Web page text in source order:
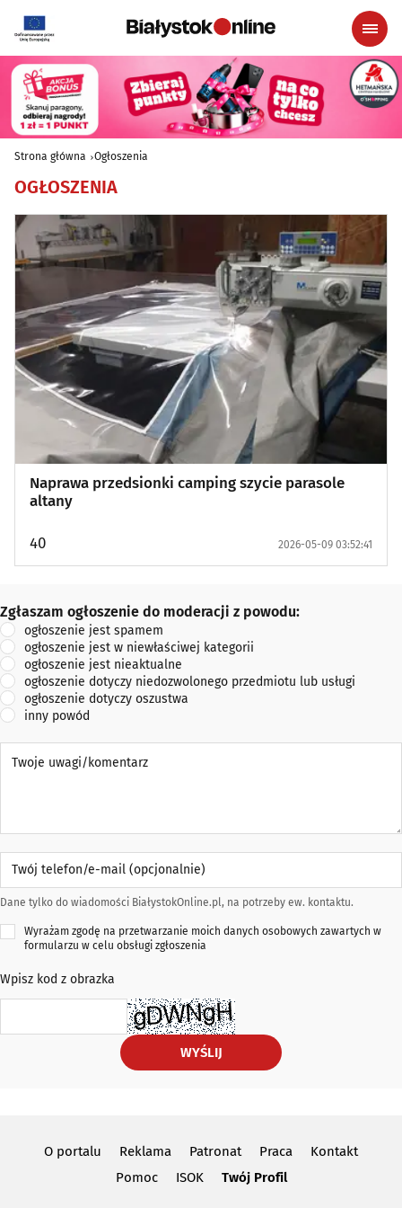
Strona główna Ogłoszenia
OGŁOSZENIA
Naprawa przedsionki camping szycie parasole
altany
40 2026-05-09 03:52:41
Zgłaszam ogłoszenie do moderacji z powodu:
Zgłaszam ogłoszenie do moderacji z powodu:
ogłoszenie jest spamem
ogłoszenie jest w niewłaściwej kategorii
ogłoszenie jest nieaktualne
ogłoszenie dotyczy niedozwolonego przedmiotu lub usługi
ogłoszenie dotyczy oszustwa
inny powód
Twój telefon/e-mail (opcjonalnie)
Dane tylko do wiadomości BiałystokOnline.pl, na potrzeby ew. kontaktu.
Wyrażam zgodę na przetwarzanie moich danych osobowych zawartych w
formularzu w celu obsługi zgłoszenia
Wpisz kod z obrazka
WYŚLIJ
O portalu Reklama Patronat Praca
Kontakt
Pomoc
ISOK Twój Profil